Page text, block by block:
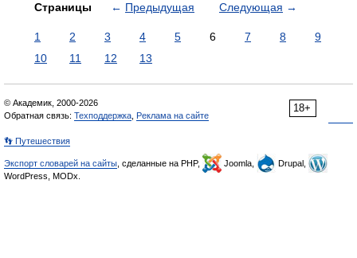
Страницы ← Предыдущая Следующая →
1 2 3 4 5 6 7 8
9
10
11 12 13
18+
© Академик, 2000-2026
Обратная связь: Техподдержка Реклама на сайте
👣 Путешествия
Экспорт словарей на сайты , сделанные на PHP, Joomla,
Drupal,
WordPress, MODx.